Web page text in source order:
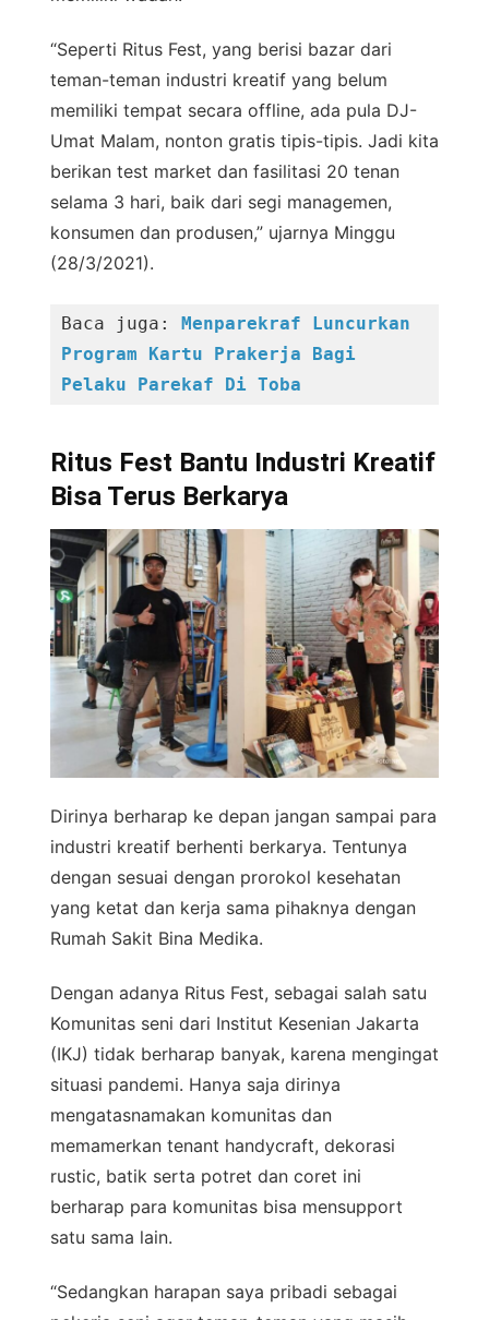
“Seperti Ritus Fest, yang berisi bazar dari
teman-teman industri kreatif yang belum
memiliki tempat secara offline, ada pula DJ-
Umat Malam, nonton gratis tipis-tipis. Jadi kita
berikan test market dan fasilitasi 20 tenan
selama 3 hari, baik dari segi managemen,
konsumen dan produsen,” ujarnya Minggu
(28/3/2021).
Baca juga:
Menparekraf Luncurkan
Program Kartu Prakerja Bagi
Pelaku Parekaf Di Toba
Ritus Fest Bantu Industri Kreatif
Bisa Terus Berkarya
Dirinya berharap ke depan jangan sampai para
industri kreatif berhenti berkarya. Tentunya
dengan sesuai dengan prorokol kesehatan
yang ketat dan kerja sama pihaknya dengan
Rumah Sakit Bina Medika.
Dengan adanya Ritus Fest, sebagai salah satu
Komunitas seni dari Institut Kesenian Jakarta
(IKJ) tidak berharap banyak, karena mengingat
situasi pandemi. Hanya saja dirinya
mengatasnamakan komunitas dan
memamerkan tenant handycraft, dekorasi
rustic, batik serta potret dan coret ini
berharap para komunitas bisa mensupport
satu sama lain.
“Sedangkan harapan saya pribadi sebagai